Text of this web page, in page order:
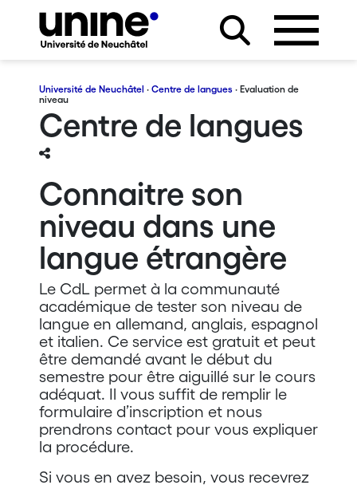
Université de Neuchâtel · Centre de langues · Evaluation de
niveau
Centre de langues
Connaitre son
niveau dans une
langue étrangère
Le CdL permet à la communauté
académique de tester son niveau de
langue en allemand, anglais, espagnol
et italien. Ce service est gratuit et peut
être demandé avant le début du
semestre pour être aiguillé sur le cours
adéquat. Il vous suffit de remplir le
formulaire d’inscription et nous
prendrons contact pour vous expliquer
la procédure.
Si vous en avez besoin, vous recevrez